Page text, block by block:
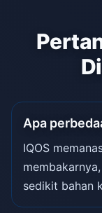
Apa
IQOS
sedikit bahan